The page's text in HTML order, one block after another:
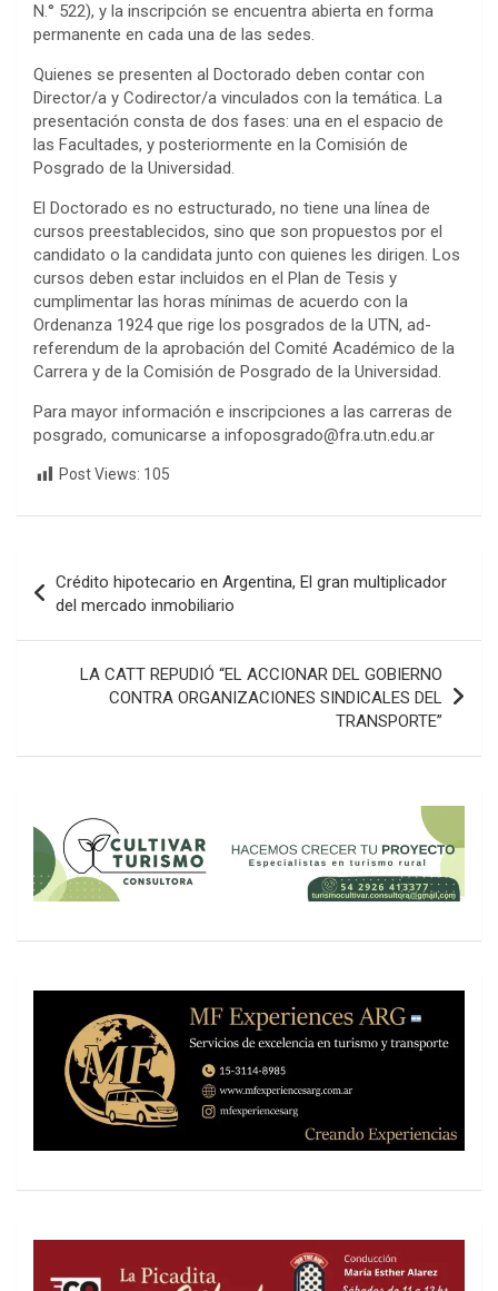
N.° 522), y la inscripción se encuentra abierta en forma
permanente en cada una de las sedes.
Quienes se presenten al Doctorado deben contar con
Director/a y Codirector/a vinculados con la temática. La
presentación consta de dos fases: una en el espacio de
las Facultades, y posteriormente en la Comisión de
Posgrado de la Universidad.
El Doctorado es no estructurado, no tiene una línea de
cursos preestablecidos, sino que son propuestos por el
candidato o la candidata junto con quienes les dirigen. Los
cursos deben estar incluidos en el Plan de Tesis y
cumplimentar las horas mínimas de acuerdo con la
Ordenanza 1924 que rige los posgrados de la UTN, ad-
referendum de la aprobación del Comité Académico de la
Carrera y de la Comisión de Posgrado de la Universidad.
Para mayor información e inscripciones a las carreras de
posgrado, comunicarse a infoposgrado@fra.utn.edu.ar
Post Views: 105
de
entradas
Crédito hipotecario en Argentina, El gran multiplicador
del mercado inmobiliario
LA CATT REPUDIÓ “EL ACCIONAR DEL GOBIERNO
CONTRA ORGANIZACIONES SINDICALES DEL
TRANSPORTE”